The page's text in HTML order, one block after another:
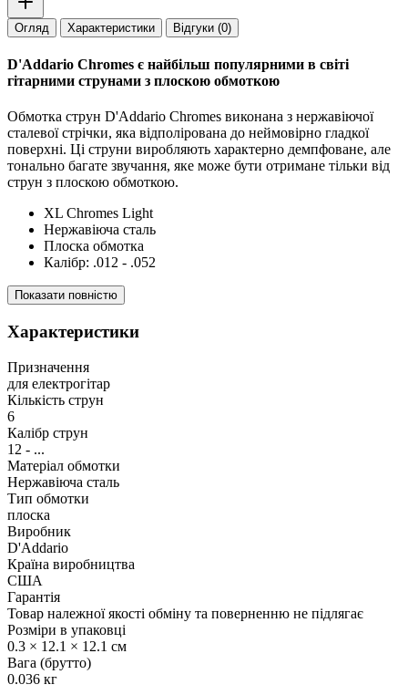
Огляд Характеристики Відгуки (0)
D'Addario Chromes є найбільш популярними в світі
гітарними струнами з плоскою обмоткою
Обмотка струн D'Addario Chromes виконана з нержавіючої
сталевої стрічки, яка відполірована до неймовірно гладкої
поверхні. Ці струни виробляють характерно демпфоване, але
тонально багате звучання, яке може бути отримане тільки від
струн з плоскою обмоткою.
XL Chromes Light
Нержавіюча сталь
Плоска обмотка
Калібр: .012 - .052
Показати повністю
Характеристики
Призначення
для електрогітар
Кількість струн
6
Калібр струн
12 - ...
Матеріал обмотки
Нержавіюча сталь
Тип обмотки
плоска
Виробник
D'Addario
Країна виробництва
США
Гарантія
Товар належної якості обміну та поверненню не підлягає
Розміри в упаковці
0.3 × 12.1 × 12.1 см
Вага (брутто)
0.036 кг